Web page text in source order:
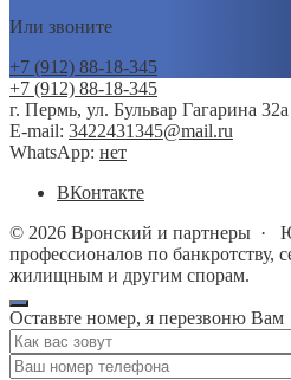
Или звоните
+7 (912) 88-18-345
+7 (912) 88-18-345
г. Пермь, ул. Бульвар Гагарина 32а
E-mail: 3422431345@mail.ru
WhatsApp: нет
BКонтакте
© 2026 Вронский и партнеры ·
профессионалов по банкротству,
жилищным и другим спорам.
Оставьте номер, я перезвоню Вам